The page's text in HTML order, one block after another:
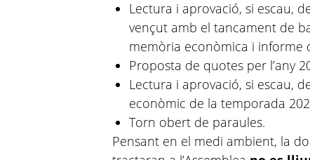
Lectura i aprovació, si escau,
vençut amb el tancament de
memòria econòmica i informe
Proposta de quotes per l’any
Lectura i aprovació, si escau,
econòmic de la temporada
Torn obert de paraules.
Pensant en el medi ambient, la